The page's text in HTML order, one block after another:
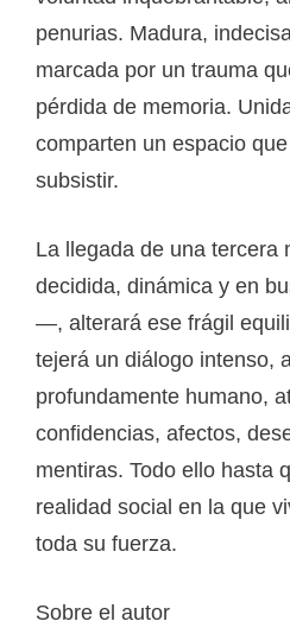
penurias. Madura,
marcada por un trauma
pérdida de memoria.
comparten un espacio
subsistir.
La llegada de una
decidida, dinámica y en
—, alterará ese frágil
tejerá un diálogo intenso,
profundamente humano,
confidencias, afectos,
mentiras. Todo ello hasta
realidad social en la que
toda su fuerza.
Sobre el autor